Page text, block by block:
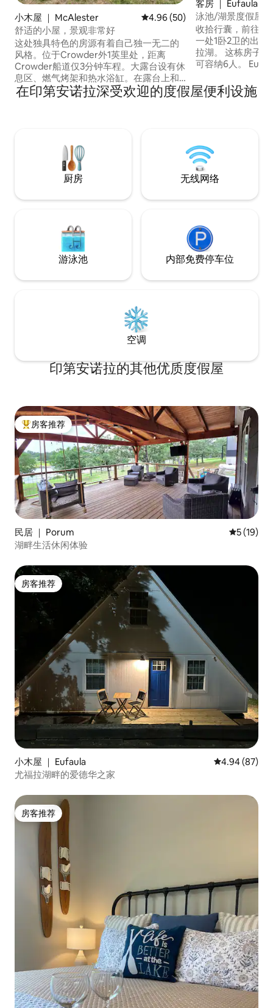
小木屋 ｜ McAlester 平均评分 4.96 分（满分 5 分）
4.96 (50)
舒适的小屋，景观非常好
这处独具特色的房源有着自己独一无二的
风格。位于Crowder外1英里处，距离
Crowder船道仅3分钟车程。大露台设有休
息区、燃气烤架和热水浴缸。在露台上和
前面的火坑上欣赏6英里的湖景。客厅设有
拱形天花板，为小木屋增添了舒适的感
也是渔民和猎人的绝佳爱彼迎目的地。
客房 ｜ Eufaula
泳池/湖景度假屋
收拾行囊，前往
一处1卧2卫的出租
拉湖。 这栋房子
可容纳6人。
想要远离日常生活
住。 位于Eufaula
在印第安诺拉深受欢迎的度假屋便利设施
厨房 无线网络
游泳池 内部免费停车位
空调
印第安诺拉的其他优质度假屋
热门「房客推荐」
房客推荐
民居 ｜ Porum 平均评分
5 (19)
湖畔生活休闲体验
房客推荐
房客推荐
小木屋 ｜ Eufaula 平均评分 4.94
4.94 (87)
尤福拉湖畔的爱德华之家
房客推荐
房客推荐